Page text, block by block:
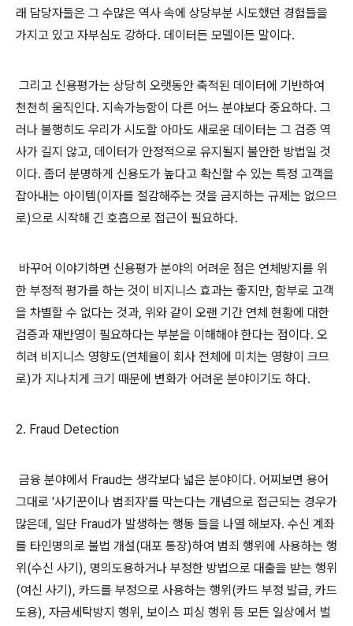
래 담당자들은 그 수많은 역사 속에 상당부분 시도했던 경험들을
가지고 있고 자부심도 강하다. 데이터든 모델이든 말이다.
그리고 신용평가는 상당히 오랫동안 축적된 데이터에 기반하여
천천히 움직인다. 지속가능함이 다른 어느 분야보다 중요하다. 그
러나 불행히도 우리가 시도할 아마도 새로운 데이터는 그 검증 역
사가 길지 않고, 데이터가 안정적으로 유지될지 불안한 방법일 것
이다. 좀더 분명하게 신용도가 높다고 확신할 수 있는 특정 고객을
잡아내는 아이템(이자를 절감해주는 것을 금지하는 규제는 없으므
로)으로 시작해 긴 호흡으로 접근이 필요하다.
바꾸어 이야기하면 신용평가 분야의 어려운 점은 연체방지를 위
한 부정적 평가를 하는 것이 비지니스 효과는 좋지만, 함부로 고객
을 차별할 수 없다는 것과, 위와 같이 오랜 기간 연체 현황에 대한
검증과 재반영이 필요하다는 부분을 이해해야 한다는 점이다. 오
히려 비지니스 영향도(연체율이 회사 전체에 미치는 영향이 크므
로)가 지나치게 크기 때문에 변화가 어려운 분야이기도 하다.
2. Fraud Detection
금융 분야에서 Fraud는 생각보다 넓은 분야이다. 어찌보면 용어
그대로 '사기꾼이나 범죄자'를 막는다는 개념으로 접근되는 경우가
많은데, 일단 Fraud가 발생하는 행동 들을 나열 해보자. 수신 계좌
를 타인명의로 불법 개설(대포 통장)하여 범죄 행위에 사용하는 행
위(수신 사기), 명의도용하거나 부정한 방법으로 대출을 받는 행위
(여신 사기), 카드를 부정으로 사용하는 행위(카드 부정 발급, 카드
도용), 자금세탁방지 행위, 보이스 피싱 행위 등 모든 일상에서 벌